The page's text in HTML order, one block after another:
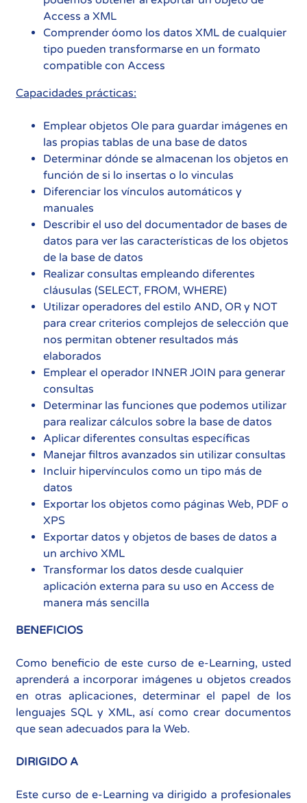
Access a XML
Comprender óomo los datos XML de cualquier
tipo pueden transformarse en un formato
compatible con Access
Capacidades prácticas:
Emplear objetos Ole para guardar imágenes en
las propias tablas de una base de datos
Determinar dónde se almacenan los objetos en
función de si lo insertas o lo vinculas
Diferenciar los vínculos automáticos y
manuales
Describir el uso del documentador de bases de
datos para ver las características de los objetos
de la base de datos
Realizar consultas empleando diferentes
cláusulas (SELECT, FROM, WHERE)
Utilizar operadores del estilo AND, OR y NOT
para crear criterios complejos de selección que
nos permitan obtener resultados más
elaborados
Emplear el operador INNER JOIN para generar
consultas
Determinar las funciones que podemos utilizar
para realizar cálculos sobre la base de datos
Aplicar diferentes consultas específicas
Manejar filtros avanzados sin utilizar consultas
Incluir hipervínculos como un tipo más de
datos
Exportar los objetos como páginas Web, PDF o
XPS
Exportar datos y objetos de bases de datos a
un archivo XML
Transformar los datos desde cualquier
aplicación externa para su uso en Access de
manera más sencilla
BENEFICIOS
Como beneficio de este curso de e-Learning, usted
aprenderá a incorporar imágenes u objetos creados
en otras aplicaciones, determinar el papel de los
lenguajes SQL y XML, así como crear documentos
que sean adecuados para la Web.
DIRIGIDO A
Este curso de e-Learning va dirigido a profesionales